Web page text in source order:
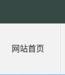
网站首页